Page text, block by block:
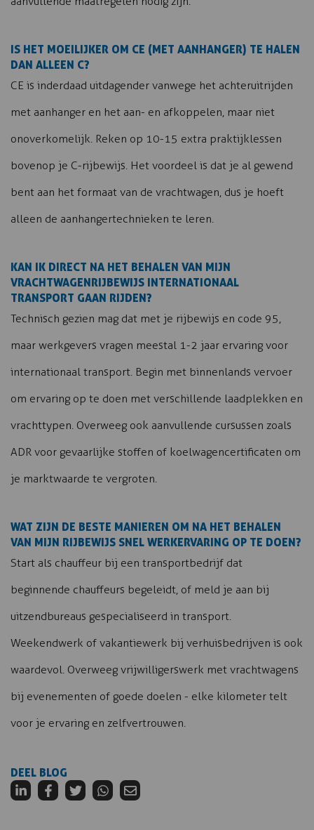
IS HET MOEILIJKER OM CE (MET AANHANGER) TE HALEN
DAN ALLEEN C?
CE is inderdaad uitdagender vanwege het achteruitrijden
met aanhanger en het aan- en afkoppelen, maar niet
onoverkomelijk. Reken op 10-15 extra praktijklessen
bovenop je C-rijbewijs. Het voordeel is dat je al gewend
bent aan het formaat van de vrachtwagen, dus je hoeft
alleen de aanhangertechnieken te leren.
KAN IK DIRECT NA HET BEHALEN VAN MIJN
VRACHTWAGENRIJBEWIJS INTERNATIONAAL
TRANSPORT GAAN RIJDEN?
Technisch gezien mag dat met je rijbewijs en code 95,
maar werkgevers vragen meestal 1-2 jaar ervaring voor
internationaal transport. Begin met binnenlands vervoer
om ervaring op te doen met verschillende laadplekken en
vrachttypen. Overweeg ook aanvullende cursussen zoals
ADR voor gevaarlijke stoffen of koelwagencertificaten om
je marktwaarde te vergroten.
WAT ZIJN DE BESTE MANIEREN OM NA HET BEHALEN
VAN MIJN RIJBEWIJS SNEL WERKERVARING OP TE DOEN?
Start als chauffeur bij een transportbedrijf dat
beginnende chauffeurs begeleidt, of meld je aan bij
uitzendbureaus gespecialiseerd in transport.
Weekendwerk of vakantiewerk bij verhuisbedrijven is ook
waardevol. Overweeg vrijwilligerswerk met vrachtwagens
bij evenementen of goede doelen - elke kilometer telt
voor je ervaring en zelfvertrouwen.
DEEL BLOG